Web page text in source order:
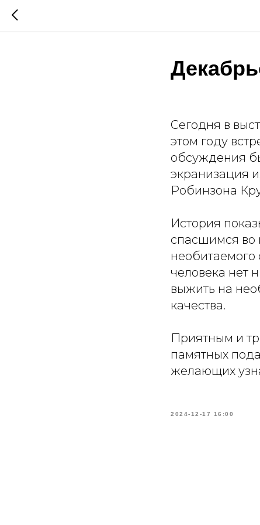
Сегодня в
этом году
обсуждения
экранизация
Робинзона
История
спасшимся во
необитаемого
человека нет
выжить на
качества.
Приятным и
памятных
желающих
2024-12-17 16:00